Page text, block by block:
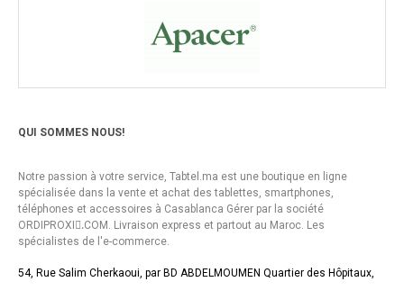
QUI SOMMES NOUS!
Notre passion à votre service, Tabtel.ma est une boutique en ligne
spécialisée dans la vente et achat des tablettes, smartphones,
téléphones et accessoires à Casablanca Gérer par la société
ORDIPROXI.ِCOM. Livraison express et partout au Maroc. Les
spécialistes de l'e-commerce.
54, Rue Salim Cherkaoui, par BD ABDELMOUMEN Quartier des Hôpitaux,